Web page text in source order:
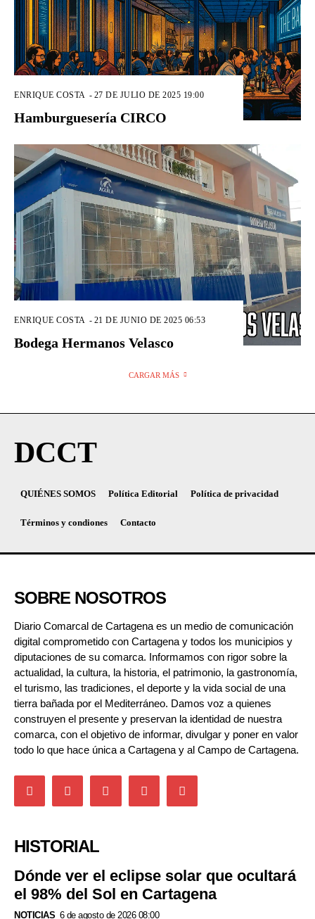
ENRIQUE COSTA - 27 DE JULIO DE 2025 19:00
Hamburguesería CIRCO
ENRIQUE COSTA - 21 DE JUNIO DE 2025 06:53
Bodega Hermanos Velasco
CARGAR MÁS
DCCT
QUIÉNES SOMOS Política Editorial Política de privacidad
Términos y condiones Contacto
SOBRE NOSOTROS
Diario Comarcal de Cartagena es un medio de comunicación
digital comprometido con Cartagena y todos los municipios y
diputaciones de su comarca. Informamos con rigor sobre la
actualidad, la cultura, la historia, el patrimonio, la gastronomía,
el turismo, las tradiciones, el deporte y la vida social de una
tierra bañada por el Mediterráneo. Damos voz a quienes
construyen el presente y preservan la identidad de nuestra
comarca, con el objetivo de informar, divulgar y poner en valor
todo lo que hace única a Cartagena y al Campo de Cartagena.
HISTORIAL
Dónde ver el eclipse solar que ocultará
el 98% del Sol en Cartagena
NOTICIAS 6 de agosto de 2026 08:00